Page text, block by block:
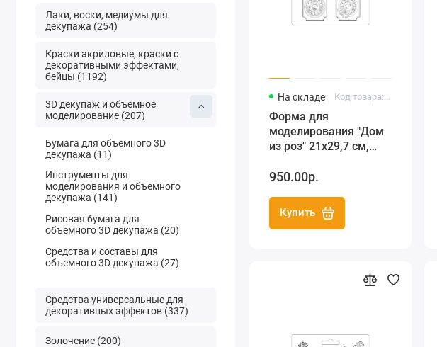
Лаки, воски, медиумы для
декупажа (254)
Краски акриловые, краски с
декоративными эффектами,
бейцы (1192)
3D декупаж и объемное
моделирование (207)
Бумага для объемного 3D
декупажа (11)
Инструменты для
моделирования и объемного
декупажа (141)
Рисовая бумага для
объемного 3D декупажа (20)
Средства и составы для
объемного 3D декупажа (27)
Средства универсальные для
декоративных эффектов (337)
Золочение (200)
На складе Код товара: K3PTA465
Форма для
моделирования "Дом
из роз" 21х29,7 см,
950.00р.
Купить